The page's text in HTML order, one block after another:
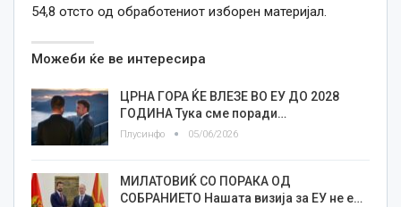
54,8 отсто од обработениот изборен материјал.
Можеби ќе ве интересира
ЦРНА ГОРА ЌЕ ВЛЕЗЕ ВО ЕУ ДО 2028
ГОДИНА Тука сме поради…
Плусинфо 05/06/2026
МИЛАТОВИЌ СО ПОРАКА ОД
СОБРАНИЕТО Нашата визија за ЕУ не е…